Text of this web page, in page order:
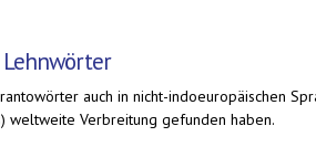
auch in nicht-indoeuropäischen
weltweite Verbreitung gefunden haben.